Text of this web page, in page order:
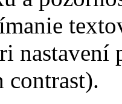
nastavení